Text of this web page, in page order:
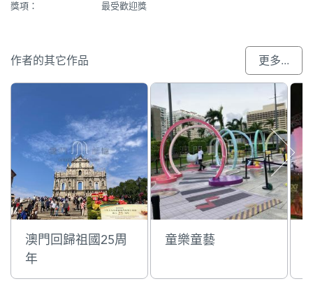
獎項：
最受歡迎獎
作者的其它作品 更多...
澳門回歸祖國25周
年
童樂童藝